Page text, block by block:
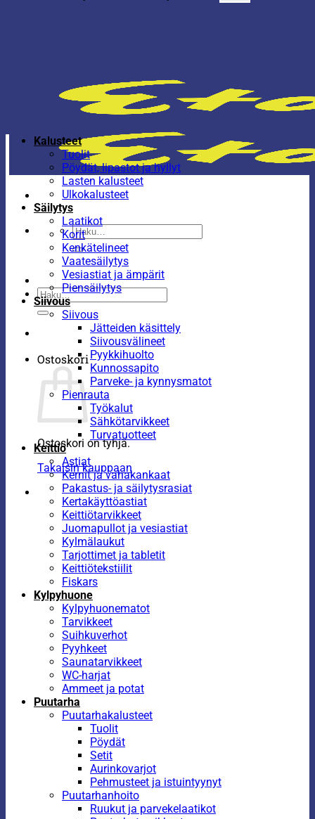
Etsi:
Etsi:
Ostoskori
Ostoskori on tyhjä.
Takaisin kauppaan
Kalusteet
Tuolit
Pöydät, lipastot ja hyllyt
Lasten kalusteet
Ulkokalusteet
Säilytys
Laatikot
Korit
Kenkätelineet
Vaatesäilytys
Vesiastiat ja ämpärit
Piensäilytys
Siivous
Siivous
Jätteiden käsittely
Siivousvälineet
Pyykkihuolto
Kunnossapito
Parveke- ja kynnysmatot
Pienrauta
Työkalut
Sähkötarvikkeet
Turvatuotteet
Keittiö
Astiat
Kernit ja vahakankaat
Pakastus- ja säilytysrasiat
Kertakäyttöastiat
Keittiötarvikkeet
Juomapullot ja vesiastiat
Kylmälaukut
Tarjottimet ja tabletit
Keittiötekstiilit
Fiskars
Kylpyhuone
Kylpyhuonematot
Tarvikkeet
Suihkuverhot
Pyyhkeet
Saunatarvikkeet
WC-harjat
Ammeet ja potat
Puutarha
Puutarhakalusteet
Tuolit
Pöydät
Setit
Aurinkovarjot
Pehmusteet ja istuintyynyt
Puutarhanhoito
Ruukut ja parvekelaatikot